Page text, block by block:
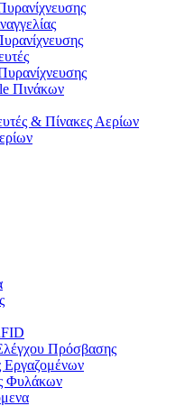
Πινάκων
& Πίνακες Αερίων
Πρόσβασης
Εργαζομένων
Φυλάκων